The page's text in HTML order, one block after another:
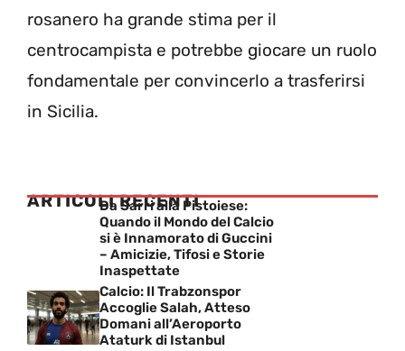
rosanero ha grande stima per il
centrocampista e potrebbe giocare un ruolo
fondamentale per convincerlo a trasferirsi
in Sicilia.
ARTICOLI RECENTI
Da Sarri alla Pistoiese:
Quando il Mondo del Calcio
si è Innamorato di Guccini
– Amicizie, Tifosi e Storie
Inaspettate
Calcio: Il Trabzonspor
Accoglie Salah, Atteso
Domani all’Aeroporto
Ataturk di Istanbul